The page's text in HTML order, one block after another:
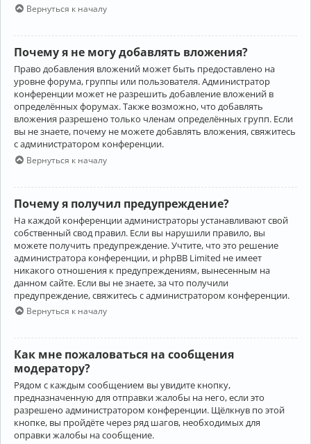
Вернуться к началу
Почему я не могу добавлять вложения?
Право добавления вложений может быть предоставлено на
уровне форума, группы или пользователя. Администратор
конференции может не разрешить добавление вложений в
определённых форумах. Также возможно, что добавлять
вложения разрешено только членам определённых групп. Если
вы не знаете, почему не можете добавлять вложения, свяжитесь
с администратором конференции.
Вернуться к началу
Почему я получил предупреждение?
На каждой конференции администраторы устанавливают свой
собственный свод правил. Если вы нарушили правило, вы
можете получить предупреждение. Учтите, что это решение
администратора конференции, и phpBB Limited не имеет
никакого отношения к предупреждениям, вынесенным на
данном сайте. Если вы не знаете, за что получили
предупреждение, свяжитесь с администратором конференции.
Вернуться к началу
Как мне пожаловаться на сообщения
модератору?
Рядом с каждым сообщением вы увидите кнопку,
предназначенную для отправки жалобы на него, если это
разрешено администратором конференции. Щёлкнув по этой
кнопке, вы пройдёте через ряд шагов, необходимых для
оправки жалобы на сообщение.